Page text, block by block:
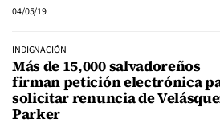
04/05/19
INDIGNACIÓN
Más de 15,000 salvadoreños
firman petición electrónica
solicitar renuncia de
Parker